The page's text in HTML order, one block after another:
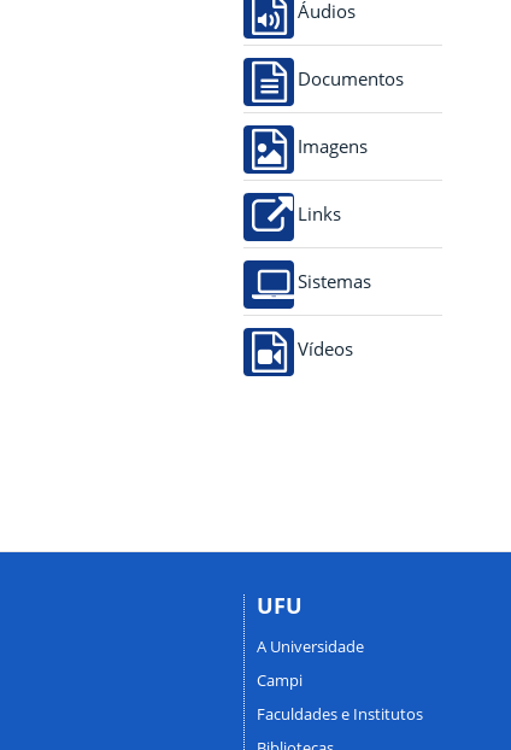
Áudios
Documentos
Imagens
Links
Sistemas
Vídeos
UFU
A Universidade
Campi
Faculdades e Institutos